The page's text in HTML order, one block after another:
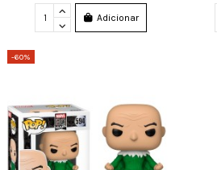
Adicionar
-60%